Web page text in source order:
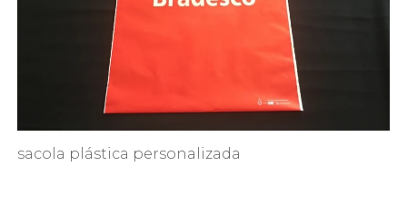
sacola plástica personalizada